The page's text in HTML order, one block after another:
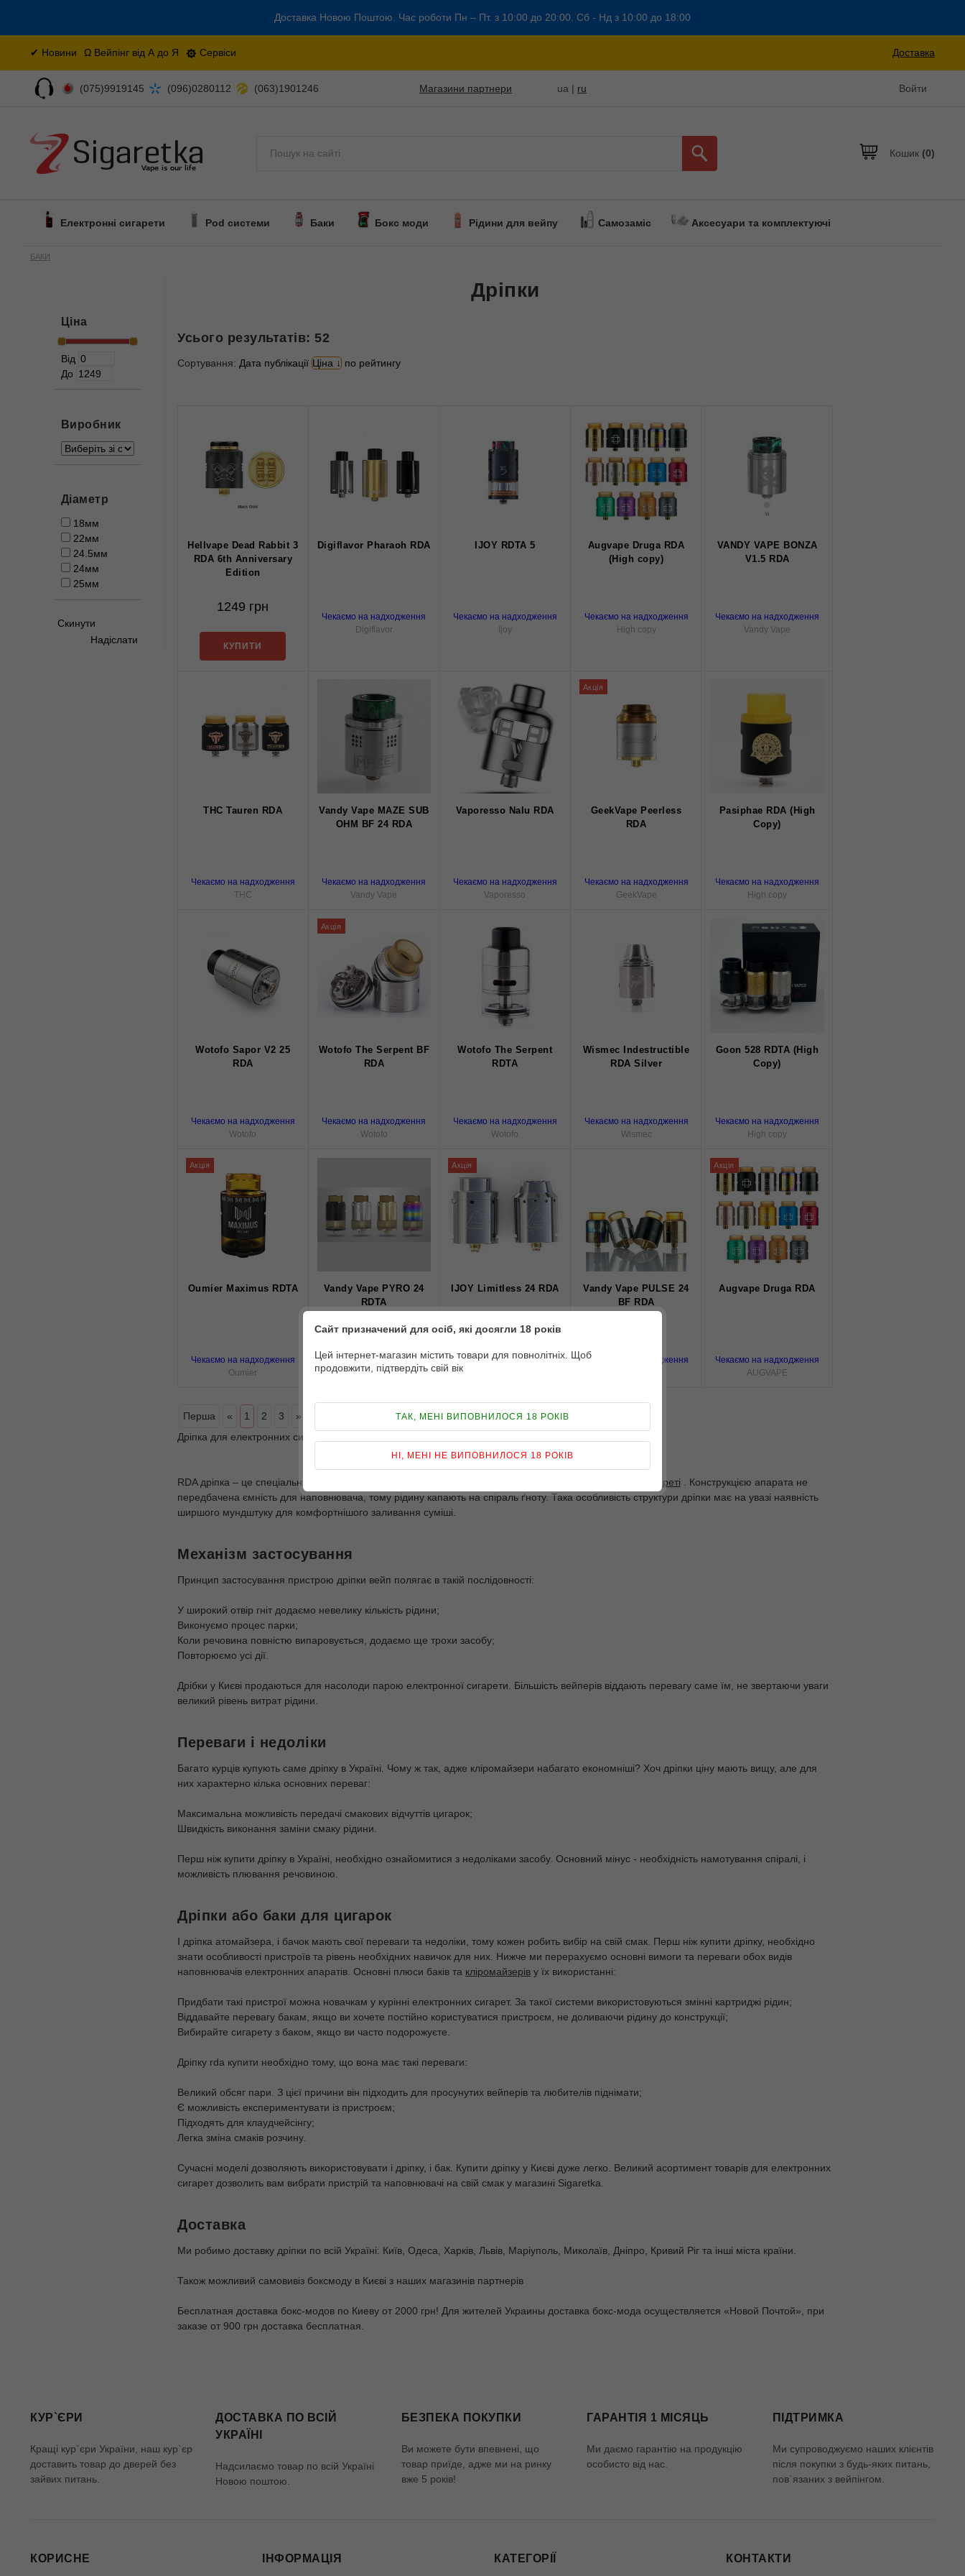
Доставка Новою Поштою. Час роботи Пн – Пт. з 10:00 до 20:00. Сб - Нд з 10:00 до 18:00
✔ Новини Ω Вейпінг від А до Я Сервіси Доставка
(075)9919145 (096)0280112 (063)1901246 Магазини партнери ua | ru Войти
Кошик (0)
Електронні сигарети Pod системи Баки Бокс моди Рідини для вейпу Самозаміс Аксесуари та комплектуючі
БАКИ
Ціна
Від
До
Виробник
Діаметр
18мм
22мм
24.5мм
24мм
25мм
Скинути
Надіслати
Дріпки
Усього результатів: 52
Сортування: Дата публікації Ціна по рейтингу
Hellvape Dead Rabbit 3
RDA 6th Anniversary
Edition
1249 грн
КУПИТИ
Digiflavor Pharaoh RDA
Чекаємо на надходження
Digiflavor
IJOY RDTA 5
Чекаємо на надходження
Ijoy
Augvape Druga RDA
(High copy)
Чекаємо на надходження
High copy
VANDY VAPE BONZA
V1.5 RDA
Чекаємо на надходження
Vandy Vape
THC Tauren RDA
Чекаємо на надходження
THC
Vandy Vape MAZE SUB
OHM BF 24 RDA
Чекаємо на надходження
Vandy Vape
Vaporesso Nalu RDA
Чекаємо на надходження
Vaporesso
Акція
GeekVape Peerless
RDA
Чекаємо на надходження
GeekVape
Pasiphae RDA (High
Copy)
Чекаємо на надходження
High copy
Wotofo Sapor V2 25
RDA
Чекаємо на надходження
Wotofo
Акція
Wotofo The Serpent BF
RDA
Чекаємо на надходження
Wotofo
Wotofo The Serpent
RDTA
Чекаємо на надходження
Wotofo
Wismec Indestructible
RDA Silver
Чекаємо на надходження
Wismec
Goon 528 RDTA (High
Copy)
Чекаємо на надходження
High copy
Акція
Oumier Maximus RDTA
Чекаємо на надходження
Oumier
Vandy Vape PYRO 24
RDTA
Чекаємо на надходження
Vandy Vape
Акція
IJOY Limitless 24 RDA
Чекаємо на надходження
Vandy Vape PULSE 24
BF RDA
Чекаємо на надходження
Акція
Augvape Druga RDA
Чекаємо на надходження
AUGVAPE
Перша « 1 2 3 »
Дріпка для електронних сигарет
RDA дріпка – це спеціальний пристрій для вейпу, який використовують замість бази в електронній сигареті . Конструкцією апарата не
передбачена ємність для наповнювача, тому рідину капають на спіраль ґноту. Така особливість структури дріпки має на увазі наявність
ширшого мундштуку для комфортнішого заливання суміші.
Механізм застосування
Принцип застосування пристрою дріпки вейп полягає в такій послідовності:
У широкий отвір гніт додаємо невелику кількість рідини;
Виконуємо процес парки;
Коли речовина повністю випаровується, додаємо ще трохи засобу;
Повторюємо усі дії.
Дрібки у Києві продаються для насолоди парою електронної сигарети. Більшість вейперів віддають перевагу саме їм, не звертаючи уваги
великий рівень витрат рідини.
Переваги і недоліки
Багато курців купують саме дріпку в Україні. Чому ж так, адже кліромайзери набагато економніші? Хоч дріпки ціну мають вищу, але для
них характерно кілька основних переваг:
Максимальна можливість передачі смакових відчуттів цигарок;
Швидкість виконання заміни смаку рідини.
Перш ніж купити дріпку в Україні, необхідно ознайомитися з недоліками засобу. Основний мінус - необхідність намотування спіралі, і
можливість плювання речовиною.
Дріпки або баки для цигарок
І дріпка атомайзера, і бачок мають свої переваги та недоліки, тому кожен робить вибір на свій смак. Перш ніж купити дріпку, необхідно
знати особливості пристроїв та рівень необхідних навичок для них. Нижче ми перерахуємо основні вимоги та переваги обох видів
наповнювачів електронних апаратів. Основні плюси баків та кліромайзерів у їх використанні:
Придбати такі пристрої можна новачкам у курінні електронних сигарет. За такої системи використовуються змінні картриджі рідин;
Віддавайте перевагу бакам, якщо ви хочете постійно користуватися пристроєм, не доливаючи рідину до конструкції;
Вибирайте сигарету з баком, якщо ви часто подорожуєте.
Дріпку rda купити необхідно тому, що вона має такі переваги:
Великий обсяг пари. З цієї причини він підходить для просунутих вейперів та любителів піднімати;
Є можливість експериментувати із пристроєм;
Підходять для клаудчейсінгу;
Легка зміна смаків розчину.
Сучасні моделі дозволяють використовувати і дріпку, і бак. Купити дріпку у Києві дуже легко. Великий асортимент товарів для електронних
сигарет дозволить вам вибрати пристрій та наповнювачі на свій смак у магазині Sigaretka.
Доставка
Ми робимо доставку дріпки по всій Україні: Київ, Одеса, Харків, Львів, Маріуполь, Миколаїв, Дніпро, Кривий Ріг та інші міста країни.
Також можливий самовивіз боксмоду в Києві з наших магазинів партнерів
Бесплатная доставка бокс-модов по Киеву от 2000 грн! Для жителей Украины доставка бокс-мода осуществляется «Новой Почтой», при
заказе от 900 грн доставка бесплатная.
КУР`ЄРИ
Кращі кур`єри України, наш кур`єр
доставить товар до дверей без
зайвих питань.
ДОСТАВКА ПО ВСІЙ
УКРАЇНІ
Надсилаємо товар по всій Україні
Новою поштою.
БЕЗПЕКА ПОКУПКИ
Ви можете бути впевнені, що
товар приїде, адже ми на ринку
вже 5 років!
ГАРАНТІЯ 1 МІСЯЦЬ
Ми даємо гарантію на продукцію
особисто від нас.
ПІДТРИМКА
Ми супроводжуємо наших клієнтів
після покупки з будь-яких питань,
пов`язаних з вейпінгом.
КОРИСНЕ ІНФОРМАЦІЯ КАТЕГОРІЇ КОНТАКТИ
Сайт призначений для осіб, які досягли 18 років
Цей інтернет-магазин містить товари для повнолітніх. Щоб
продовжити, підтвердіть свій вік
ТАК, МЕНІ ВИПОВНИЛОСЯ 18 РОКІВ
НІ, МЕНІ НЕ ВИПОВНИЛОСЯ 18 РОКІВ